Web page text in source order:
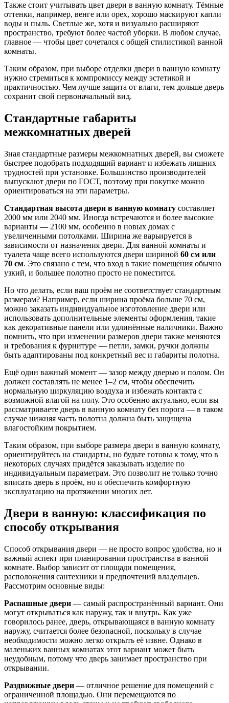
Также стоит учитывать цвет двери в ванную комнату. Тёмные
оттенки, например, венге или орех, хорошо маскируют капли
воды и пыль. Светлые же, хотя и визуально расширяют
пространство, требуют более частой уборки. В любом случае,
главное — чтобы цвет сочетался с общей стилистикой ванной
комнаты.
Таким образом, при выборе отделки двери в ванную комнату
нужно стремиться к компромиссу между эстетикой и
практичностью. Чем лучше защита от влаги, тем дольше дверь
сохранит свой первоначальный вид.
Стандартные габариты
межкомнатных дверей
Зная стандартные размеры межкомнатных дверей, вы сможете
быстрее подобрать подходящий вариант и избежать лишних
трудностей при установке. Большинство производителей
выпускают двери по ГОСТ, поэтому при покупке можно
ориентироваться на эти параметры.
Стандартная высота двери в ванную комнату составляет
2000 мм или 2040 мм. Иногда встречаются и более высокие
варианты — 2100 мм, особенно в новых домах с
увеличенными потолками. Ширина же варьируется в
зависимости от назначения двери. Для ванной комнаты и
туалета чаще всего используются двери шириной 60 см или
70 см. Это связано с тем, что вход в такие помещения обычно
узкий, и большее полотно просто не поместится.
Но что делать, если ваш проём не соответствует стандартным
размерам? Например, если ширина проёма больше 70 см,
можно заказать индивидуальное изготовление двери или
использовать дополнительные элементы оформления, такие
как декоративные панели или удлинённые наличники. Важно
помнить, что при изменении размеров двери также меняются
и требования к фурнитуре — петли, замки, ручки должны
быть адаптированы под конкретный вес и габариты полотна.
Ещё один важный момент — зазор между дверью и полом. Он
должен составлять не менее 1–2 см, чтобы обеспечить
нормальную циркуляцию воздуха и избежать контакта с
возможной влагой на полу. Это особенно актуально, если вы
рассматриваете дверь в ванную комнату без порога — в таком
случае нижняя часть полотна должна быть защищена
влагостойким покрытием.
Таким образом, при выборе размера двери в ванную комнату,
ориентируйтесь на стандарты, но будьте готовы к тому, что в
некоторых случаях придётся заказывать изделие по
индивидуальным параметрам. Это позволит не только точно
вписать дверь в проём, но и обеспечить комфортную
эксплуатацию на протяжении многих лет.
Двери в ванную: классификация по
способу открывания
Способ открывания двери — не просто вопрос удобства, но и
важный аспект при планировании пространства в ванной
комнате. Выбор зависит от площади помещения,
расположения сантехники и предпочтений владельцев.
Рассмотрим основные виды:
Распашные двери — самый распространённый вариант. Они
могут открываться как наружу, так и внутрь. Как уже
говорилось ранее, дверь, открывающаяся в ванную комнату
наружу, считается более безопасной, поскольку в случае
необходимости можно легко открыть её извне. Однако в
маленьких ванных комнатах этот вариант может быть
неудобным, потому что дверь занимает пространство при
открывании.
Раздвижные двери — отличное решение для помещений с
ограниченной площадью. Они перемещаются по